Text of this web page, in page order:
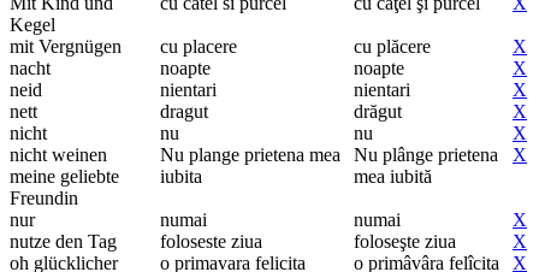
Kegel
mit Vergnügen cu placere cu plăcere
X
nacht
noapte noapte
X
neid
nientari nientari
X
nett
dragut drăgut
X
nicht
nu nu
X
nicht weinen
meine geliebte
Freundin
Nu plange prietena mea
iubita
Nu plânge prietena
mea iubită
X
nur numai numai
X
nutze den Tag
foloseste ziua foloseşte ziua
X
oh glücklicher
o primavara felicita o primâvâra felîcita X